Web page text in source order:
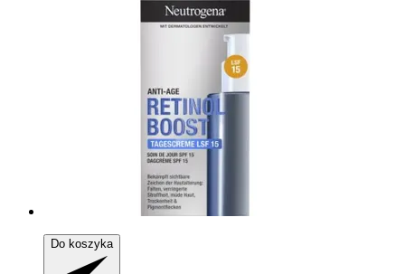
Do koszyka